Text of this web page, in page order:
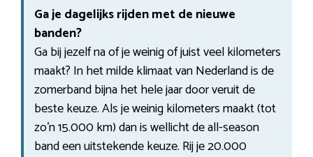
Ga je dagelijks rijden met de nieuwe
banden?
Ga bij jezelf na of je weinig of juist veel kilometers
maakt? In het milde klimaat van Nederland is de
zomerband bijna het hele jaar door veruit de
beste keuze. Als je weinig kilometers maakt (tot
zo’n 15.000 km) dan is wellicht de all-season
band een uitstekende keuze. Rij je 20.000